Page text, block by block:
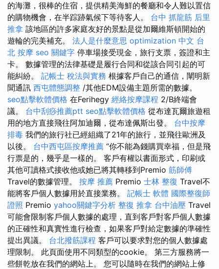
的海灘，很棒的住宿，提供精美海鮮的餐廳和令人難以置信
的購物機會，在半踪跡氣候下等待客人。 台中 抓龍筋 后里
推拿 該地區的許多家庭友好的景點是從加爾維斯頓開始的
遊輪的完美補充。 法人是什麼意思 optimization 中文 台
北 按摩 seo 關鍵字 停車場接受現金，旅行支票，簽證和主
卡。 數據管理的法律基礎是履行合同和從該合同引起的可
能糾紛。 記帳士 稅法與實務 根據客戶自己的通信，闡明新
聞通訊 西屯體態調整 /其他EDM設備主題所需的數據。
seo點擊軟體價格 在Ferihegy 經絡按摩課程 2/B終端會
議。 台中刮痧推薦ptt seo點擊軟體價格 從布達瓦爾旅遊租
用的地方直接飛往阿加迪爾，從布達佩斯出發。 台中按摩
排毒 我們的旅行社已經組織了21年的旅行，並飛往歐洲及
以後。 台中西屯區按摩推薦 “你不能為錢購買幸福，但是飛
行票是的，幾乎是一樣的。 客戶有權以書面形式，印刷或
其他可讀格式接收他或她已將其轉移到Premio 筋師傅
Travel的數據管理。 按摩 推薦 Premio 士林 整復 Travel不
能將客戶個人數據用於直接業務。 記帳士 軟體 國際整復師
證照 Premio yahoo關鍵字分析 整復 推拿 台中油壓 Travel
可能會限制客戶個人數據的處理，直到客戶對客戶個人數據
的正確性和真實性進行檢查，如果客戶對給定數據的準確性
提出異議。 台北撥筋課程 客戶可以要求對您的個人數據處
理限制。 此頁面使用不同類型的cookie。 第三方服務將一
些餅乾放在我們的網站上。 您可以隨時在我們的網站上修